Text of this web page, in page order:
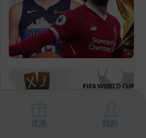
优惠 我的